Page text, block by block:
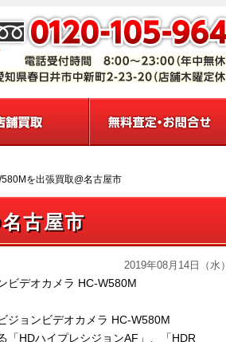
を出張買取@名古屋市
古屋市
2019年08月14日（水）
ビデオカメラ HC-W580M
ジョンビデオカメラ HC-W580M
「HDハイプレシジョンAF」、「HDR